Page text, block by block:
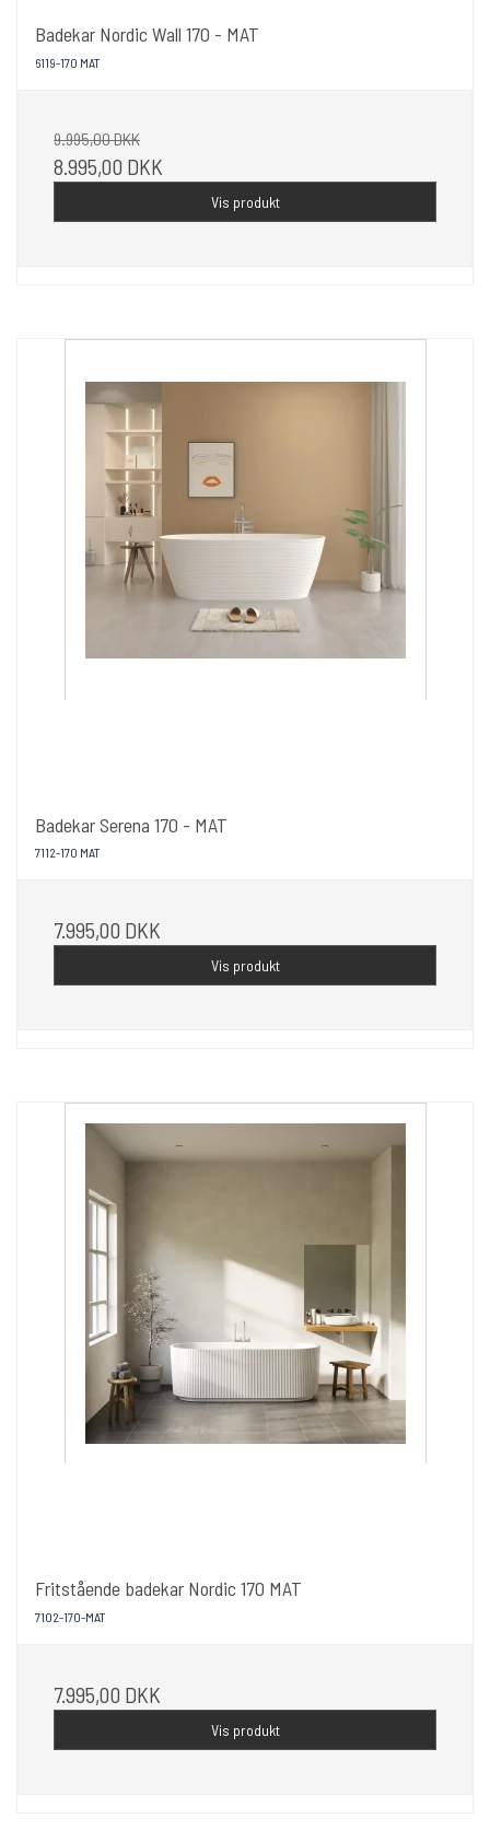
Badekar Nordic Wall 170 - MAT
6119-170 MAT
9.995,00 DKK
8.995,00 DKK
Vis produkt
Badekar Serena 170 - MAT
7112-170 MAT
7.995,00 DKK
Vis produkt
Fritstående badekar Nordic 170 MAT
7102-170-MAT
7.995,00 DKK
Vis produkt